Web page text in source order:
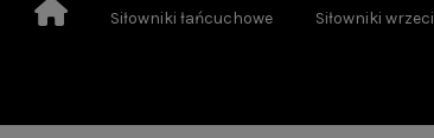
Siłowniki łańcuchowe Siłowniki